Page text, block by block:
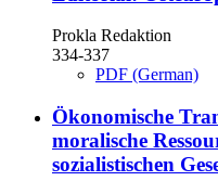
Prokla Redaktion
334-337
PDF (German)
Ökonomische
moralische
sozialistischen